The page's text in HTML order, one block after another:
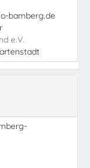
bamberg.de
e.V.